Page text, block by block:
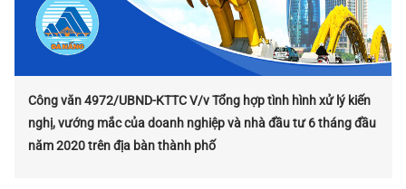
Công văn 4972/UBND-KTTC V/v Tổng hợp tình hình xử lý kiến
nghị, vướng mắc của doanh nghiệp và nhà đầu tư 6 tháng đầu
năm 2020 trên địa bàn thành phố